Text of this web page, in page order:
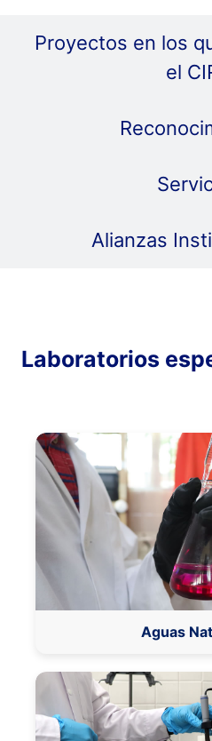
Proyectos en los
el
Alianzas
Laboratorios
Aguas